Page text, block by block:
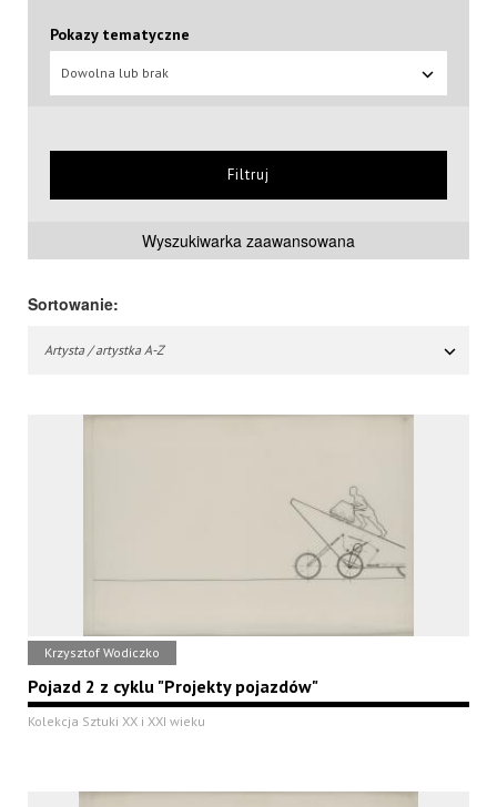
Pokazy tematyczne
Dowolna lub brak
Filtruj
Wyszukiwarka zaawansowana
Sortowanie:
Artysta / artystka A-Z
Krzysztof Wodiczko
Pojazd 2 z cyklu "Projekty pojazdów"
Kolekcja Sztuki XX i XXI wieku